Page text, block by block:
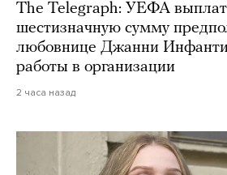
The Telegraph: УЕФА
шестизначную сумму
любовнице Джанни
работы в организации
2 часа назад